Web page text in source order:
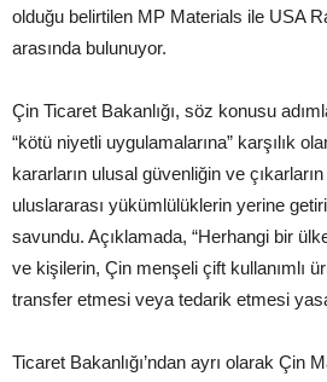
olduğu belirtilen MP Materials ile USA
arasında bulunuyor.
Çin Ticaret Bakanlığı, söz konusu
“kötü niyetli uygulamalarına” karşılık
kararların ulusal güvenliğin ve
uluslararası yükümlülüklerin yerine
savundu. Açıklamada, “Herhangi bir
ve kişilerin, Çin menşeli çift kullanımlı
transfer etmesi veya tedarik etmesi
Ticaret Bakanlığı’ndan ayrı olarak Çin